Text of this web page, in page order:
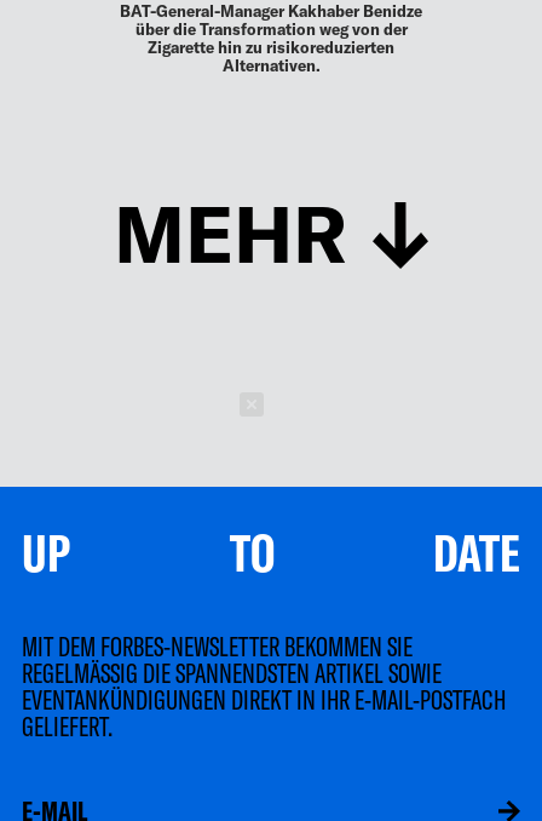
BAT-General-Manager Kakhaber Benidze
über die Transformation weg von der
Zigarette hin zu risikoreduzierten
Alternativen.
MEHR
UP TO DATE
MIT DEM FORBES-NEWSLETTER BEKOMMEN SIE
REGELMÄSSIG DIE SPANNENDSTEN ARTIKEL SOWIE
EVENTANKÜNDIGUNGEN DIREKT IN IHR E-MAIL-POSTFACH
GELIEFERT.